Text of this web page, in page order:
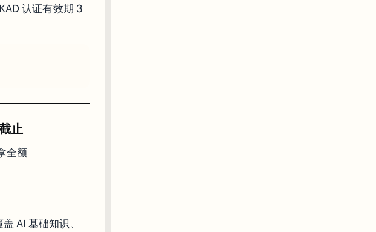
33 拿下 Azure AI App and Agent Developer Associate；6 月 GA 后正常价 USD 165，差价
Phase 至少白拿 3 个月 AWS Skill Builder，表现前 4500 名直接进全额 Nanodegree，
认证有效期 3
止
全额
AI 基础知识、